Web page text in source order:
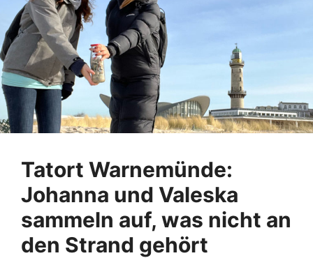
Tatort Warnemünde:
Johanna und Valeska
sammeln auf, was nicht an
den Strand gehört